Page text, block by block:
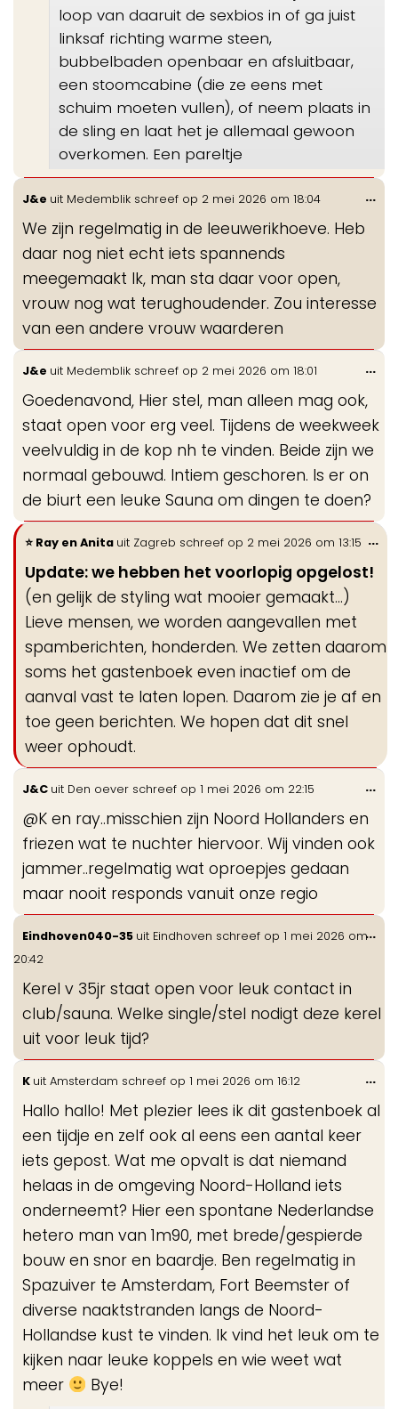
loop van daaruit de sexbios in of ga juist
linksaf richting warme steen,
bubbelbaden openbaar en afsluitbaar,
een stoomcabine (die ze eens met
schuim moeten vullen), of neem plaats in
de sling en laat het je allemaal gewoon
overkomen. Een pareltje
J&e uit Medemblik schreef op 2 mei 2026 om 18:04
We zijn regelmatig in de leeuwerikhoeve. Heb
daar nog niet echt iets spannends
meegemaakt Ik, man sta daar voor open,
vrouw nog wat terughoudender. Zou interesse
van een andere vrouw waarderen
...
J&e uit Medemblik schreef op 2 mei 2026 om 18:01
Goedenavond, Hier stel, man alleen mag ook,
staat open voor erg veel. Tijdens de weekweek
veelvuldig in de kop nh te vinden. Beide zijn we
normaal gebouwd. Intiem geschoren. Is er on
de biurt een leuke Sauna om dingen te doen?
...
Ray en Anita uit Zagreb schreef op 2 mei 2026 om 13:15
Update: we hebben het voorlopig opgelost!
(en gelijk de styling wat mooier gemaakt…)
Lieve mensen, we worden aangevallen met
spamberichten, honderden. We zetten daarom
soms het gastenboek even inactief om de
aanval vast te laten lopen. Daarom zie je af en
toe geen berichten. We hopen dat dit snel
weer ophoudt.
...
J&C uit Den oever schreef op 1 mei 2026 om 22:15
@K en ray..misschien zijn Noord Hollanders en
friezen wat te nuchter hiervoor. Wij vinden ook
jammer..regelmatig wat oproepjes gedaan
maar nooit responds vanuit onze regio
...
Eindhoven040-35 uit Eindhoven schreef op 1 mei 2026 om
20:42
Kerel v 35jr staat open voor leuk contact in
club/sauna. Welke single/stel nodigt deze kerel
uit voor leuk tijd?
...
K uit Amsterdam schreef op 1 mei 2026 om 16:12
Hallo hallo! Met plezier lees ik dit gastenboek al
een tijdje en zelf ook al eens een aantal keer
iets gepost. Wat me opvalt is dat niemand
helaas in de omgeving Noord-Holland iets
onderneemt? Hier een spontane Nederlandse
hetero man van 1m90, met brede/gespierde
bouw en snor en baardje. Ben regelmatig in
Spazuiver te Amsterdam, Fort Beemster of
diverse naaktstranden langs de Noord-
Hollandse kust te vinden. Ik vind het leuk om te
kijken naar leuke koppels en wie weet wat
meer
Bye!
...